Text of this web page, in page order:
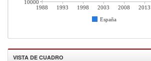
1988 1993 1998 2003 2008 2013
España
10000
VISTA DE CUADRO